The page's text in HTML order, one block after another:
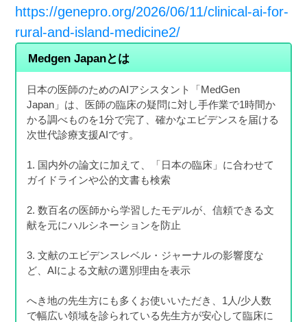
https://genepro.org/2026/06/11/clinical-ai-for-
rural-and-island-medicine2/
Medgen Japanとは
日本の医師のためのAIアシスタント「MedGen
Japan」は、医師の臨床の疑問に対し手作業で1時間か
かる調べものを1分で完了、確かなエビデンスを届ける
次世代診療支援AIです。
1. 国内外の論文に加えて、「日本の臨床」に合わせて
ガイドラインや公的文書も検索
2. 数百名の医師から学習したモデルが、信頼できる文
献を元にハルシネーションを防止
3. 文献のエビデンスレベル・ジャーナルの影響度な
ど、AIによる文献の選別理由を表示
へき地の先生方にも多くお使いいただき、1人/少人数
で幅広い領域を診られている先生方が安心して臨床に